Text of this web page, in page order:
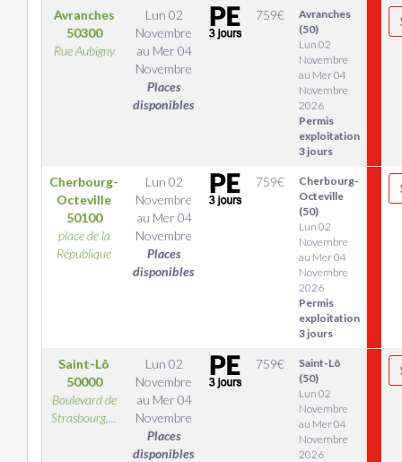
Avranches
50300
Rue Aubigny
Lun 02
Novembre
au Mer 04
Novembre
Places
disponibles
759€
Avranches
(50)
Lun 02
Novembre
au Mer 04
Novembre
2026
Permis
exploitation
3 jours
Cherbourg-
Octeville
50100
place de la
République
Lun 02
Novembre
au Mer 04
Novembre
Places
disponibles
759€
Cherbourg-
Octeville
(50)
Lun 02
Novembre
au Mer 04
Novembre
2026
Permis
exploitation
3 jours
Saint-Lô
50000
Boulevard de
Strasbourg,...
Lun 02
Novembre
au Mer 04
Novembre
Places
disponibles
759€
Saint-Lô
(50)
Lun 02
Novembre
au Mer 04
Novembre
2026